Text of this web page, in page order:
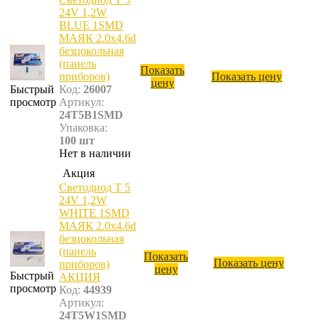
Быстрый
просмотр
24V 1,2W
BLUE 1SMD
МАЯК 2.0х4.6d
безцокольная
(панель
приборов)
Код: 26007
Артикул:
24T5B1SMD
Упаковка:
100 шт
Нет в наличии
Показать
цену
Показать цену
Быстрый
просмотр
Акция
Светодиод T 5
24V 1,2W
WHITE 1SMD
МАЯК 2.0х4.6d
безцокольная
(панель
приборов)
АКЦИЯ
Код: 44939
Артикул:
24T5W1SMD
Показать
цену
Показать цену